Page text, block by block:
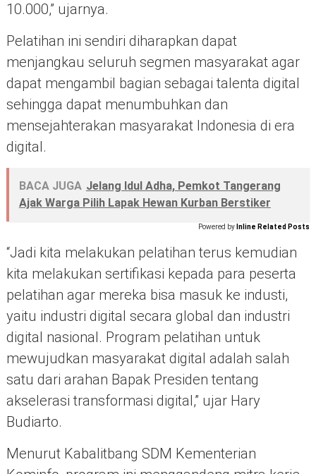
10.000,” ujarnya.
Pelatihan ini sendiri diharapkan dapat
menjangkau seluruh segmen masyarakat agar
dapat mengambil bagian sebagai talenta digital
sehingga dapat menumbuhkan dan
mensejahterakan masyarakat Indonesia di era
digital.
BACA JUGA Jelang Idul Adha, Pemkot Tangerang
Ajak Warga Pilih Lapak Hewan Kurban Berstiker
Powered by Inline Related Posts
“Jadi kita melakukan pelatihan terus kemudian
kita melakukan sertifikasi kepada para peserta
pelatihan agar mereka bisa masuk ke industi,
yaitu industri digital secara global dan industri
digital nasional. Program pelatihan untuk
mewujudkan masyarakat digital adalah salah
satu dari arahan Bapak Presiden tentang
akselerasi transformasi digital,” ujar Hary
Budiarto.
Menurut Kabalitbang SDM Kementerian